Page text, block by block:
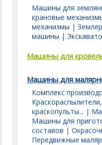
Машины для
крановые
механизмы |
машины |
Машины для
Машины для
Комплекс
краскопульты... |
Машины для
составов |
Передвижные